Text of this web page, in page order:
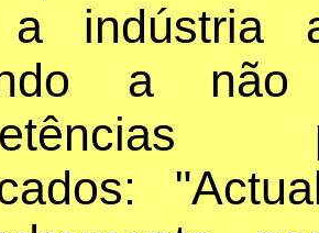
indústria
a não